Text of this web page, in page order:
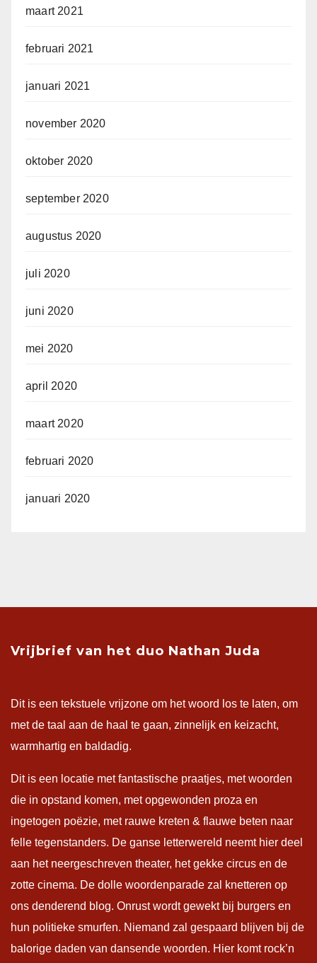
maart 2021
februari 2021
januari 2021
november 2020
oktober 2020
september 2020
augustus 2020
juli 2020
juni 2020
mei 2020
april 2020
maart 2020
februari 2020
januari 2020
Vrijbrief van het duo Nathan Juda
Dit is een tekstuele vrijzone om het woord los te laten, om
met de taal aan de haal te gaan, zinnelijk en keizacht,
warmhartig en baldadig.
Dit is een locatie met fantastische praatjes, met woorden
die in opstand komen, met opgewonden proza en
ingetogen poëzie, met rauwe kreten & flauwe beten naar
felle tegenstanders. De ganse letterwereld neemt hier deel
aan het neergeschreven theater, het gekke circus en de
zotte cinema. De dolle woordenparade zal knetteren op
ons denderend blog. Onrust wordt gewekt bij burgers en
hun politieke smurfen. Niemand zal gespaard blijven bij de
balorige daden van dansende woorden. Hier komt rock’n